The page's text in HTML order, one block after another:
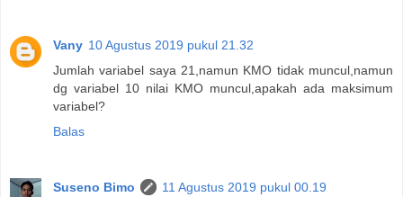
Vany 10 Agustus 2019 pukul 21.32
Jumlah variabel saya 21,namun KMO tidak muncul,namun
dg variabel 10 nilai KMO muncul,apakah ada maksimum
variabel?
Balas
Suseno Bimo
11 Agustus 2019 pukul 00.19